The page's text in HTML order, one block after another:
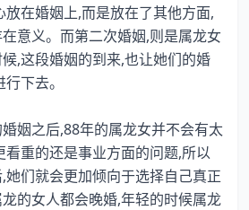
在婚姻上,而是放在了其他方面,
意义。而第二次婚姻,则是属龙女
,这段婚姻的到来,也让她们的婚
下去。
姻之后,88年的属龙女并不会有太
看重的还是事业方面的问题,所以
们就会更加倾向于选择自己真正
的女人都会晚婚,年轻的时候属龙